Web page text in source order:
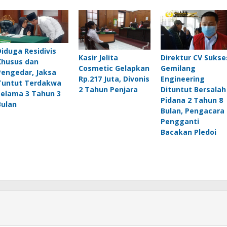
Residivis
dan
Jaksa
Terdakwa
3 Tahun 3
Kasir Jelita
Cosmetic Gelapkan
Rp.217 Juta, Divonis
2 Tahun Penjara
Direktur CV
Gemilang
Engineering
Dituntut Bersalah
Pidana 2 Tahun 8
Bulan, Pengacara
Pengganti
Bacakan Pledoi